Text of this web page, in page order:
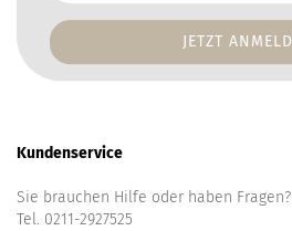
Addresse
Kundenservice
Sie brauchen Hilfe oder haben Fragen?
Tel. 0211-2927525